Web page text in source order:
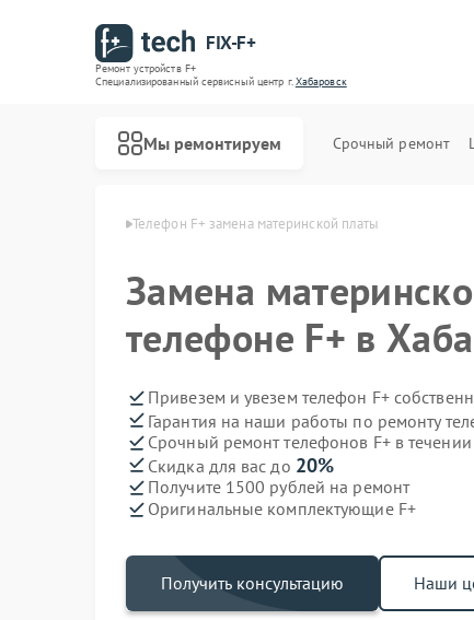
FIX-F+
Ремонт устройств F+
Специализированный cервисный центр г.Хабаровск
Мы ремонтируем Срочный ремонт
Телефон F+ замена материнской платы
Замена
телефоне F+ в
Привезем и увезем телефон F+
Гарантия на наши работы по ремонту
Срочный ремонт телефонов F+ в течении
Скидка для вас до 20%
Получите 1500 рублей на ремонт
Оригинальные комплектующие F+
Получить консультацию Наши